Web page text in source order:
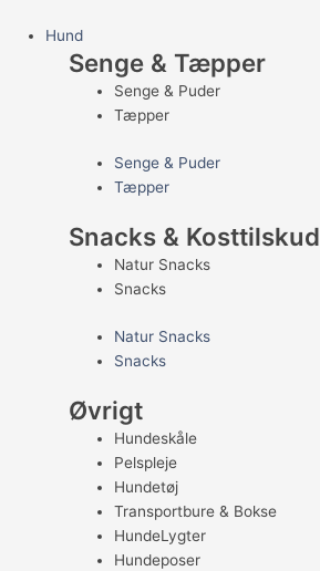
Hund
Senge & Tæpper
Senge & Puder
Tæpper
Senge & Puder
Tæpper
Snacks & Kosttilskud
Natur Snacks
Snacks
Natur Snacks
Snacks
Øvrigt
Hundeskåle
Pelspleje
Hundetøj
Transportbure & Bokse
HundeLygter
Hundeposer